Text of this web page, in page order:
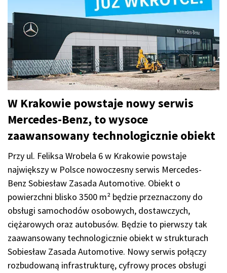
W Krakowie powstaje nowy serwis
Mercedes-Benz, to wysoce
zaawansowany technologicznie obiekt
Przy ul. Feliksa Wrobela 6 w Krakowie powstaje
największy w Polsce nowoczesny serwis Mercedes-
Benz Sobiesław Zasada Automotive. Obiekt o
powierzchni blisko 3500 m² będzie przeznaczony do
obsługi samochodów osobowych, dostawczych,
ciężarowych oraz autobusów. Będzie to pierwszy tak
zaawansowany technologicznie obiekt w strukturach
Sobiesław Zasada Automotive. Nowy serwis połączy
rozbudowaną infrastrukturę, cyfrowy proces obsługi